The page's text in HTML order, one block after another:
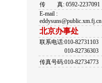
传
真: 0592-2237091
E-mail :
eddysuns@public.xm.fj.cn
北京办事处
联系电话:010-82731103
010-82736303
传真号码:010-82734773